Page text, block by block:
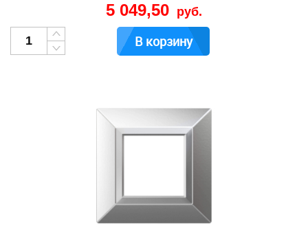
5 049,50 руб.
В корзину